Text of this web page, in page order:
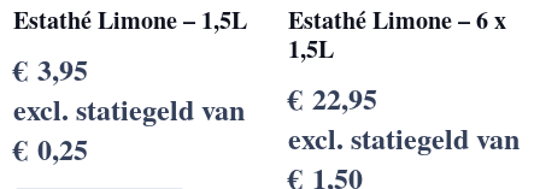
Estathé Limone – 1,5L
€ 3,95
excl. statiegeld van
€ 0,25
Estathé Limone – 6 x
1,5L
€ 22,95
excl. statiegeld van
€ 1,50